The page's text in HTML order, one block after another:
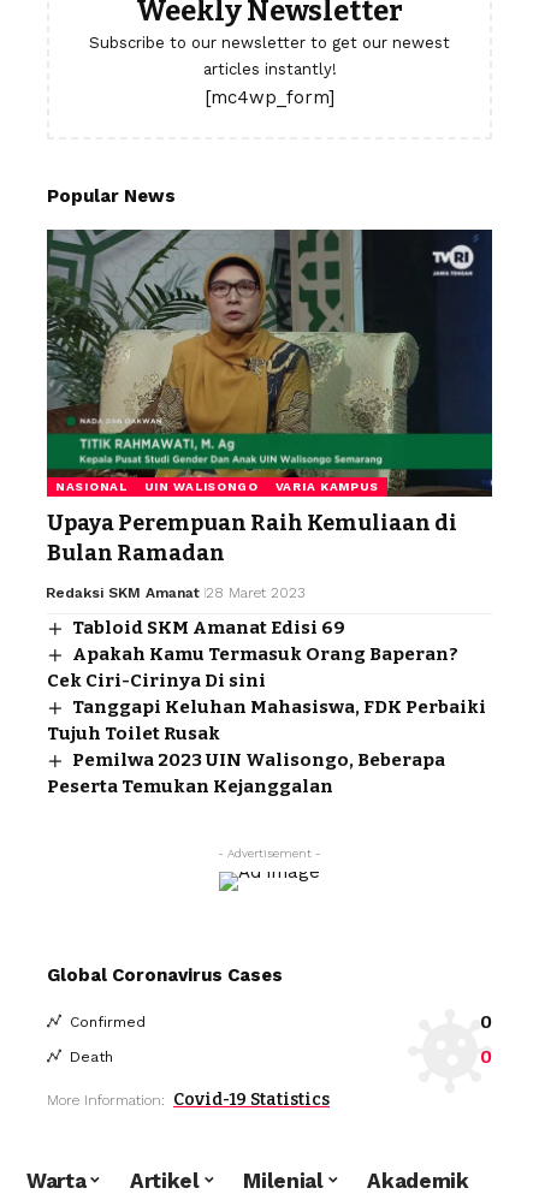
Weekly Newsletter
Subscribe to our newsletter to get our newest
articles instantly!
[mc4wp_form]
Popular News
NASIONAL UIN WALISONGO VARIA KAMPUS
Upaya Perempuan Raih Kemuliaan di
Bulan Ramadan
Redaksi SKM Amanat 28 Maret 2023
Tabloid SKM Amanat Edisi 69
Apakah Kamu Termasuk Orang Baperan?
Cek Ciri-Cirinya Di sini
Tanggapi Keluhan Mahasiswa, FDK Perbaiki
Tujuh Toilet Rusak
Pemilwa 2023 UIN Walisongo, Beberapa
Peserta Temukan Kejanggalan
- Advertisement -
Global Coronavirus Cases
Confirmed 0
Death 0
More Information: Covid-19 Statistics
Warta Artikel Milenial Akademik